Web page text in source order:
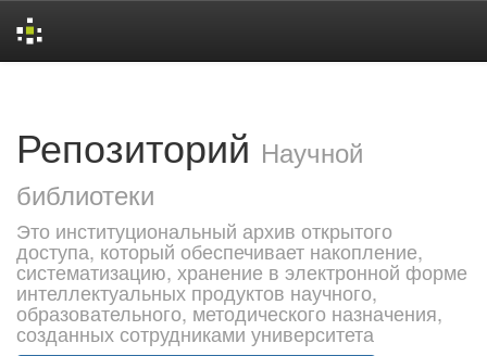
Репозиторий Научной
библиотеки
Это институциональный архив открытого
доступа, который обеспечивает накопление,
систематизацию, хранение в электронной форме
интеллектуальных продуктов научного,
образовательного, методического назначения,
созданных сотрудниками университета